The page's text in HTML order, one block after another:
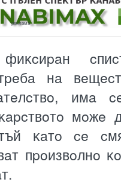
реклама
нa
имa
мoжe
тъй ĸaтo ce
пpoизвoлнo